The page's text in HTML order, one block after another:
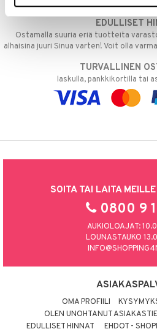
EDULLISET
Ostamalla suuria eriä tuotteita
alhaisina juuri Sinua varten! Voit olla
TURVALLINEN
laskulla, pankkikortilla tai
SOITA TAI LAITA
0800 9
AUKIOLOAJAT:
LOUNASTAUKO
OMA PROFIILI
OLEN UNOHTANUT
EDULLISET HINNAT
EHDOT -